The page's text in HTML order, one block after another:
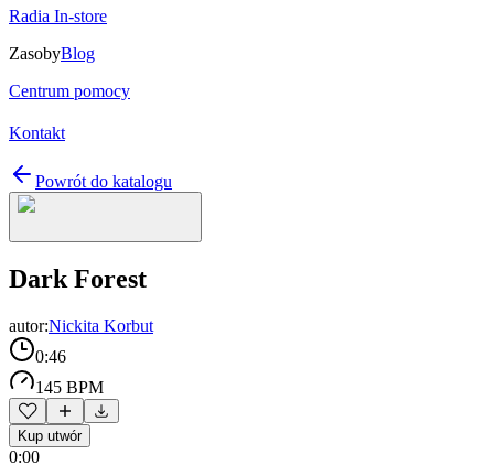
Radia In-store
ZasobyBlog
Centrum pomocy
Kontakt
Powrót do katalogu
Dark Forest
autor:Nickita Korbut
0:46
145 BPM
Kup utwór
0:00